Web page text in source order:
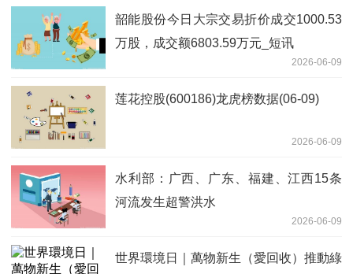
韶能股份今日大宗交易折价成交1000.53
万股，成交额6803.59万元_短讯
2026-06-09
莲花控股(600186)龙虎榜数据(06-09)
2026-06-09
水利部：广西、广东、福建、江西15条
河流发生超警洪水
2026-06-09
世界環境日｜萬物新生（愛回收）推動綠